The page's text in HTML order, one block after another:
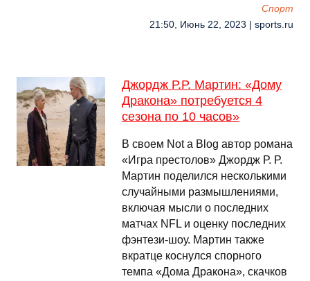
Спорт
21:50, Июнь 22, 2023 | sports.ru
Джордж Р.Р. Мартин: «Дому
Дракона» потребуется 4
сезона по 10 часов»
В своем Not a Blog автор романа
«Игра престолов» Джордж Р. Р.
Мартин поделился несколькими
случайными размышлениями,
включая мысли о последних
матчах NFL и оценку последних
фэнтези-шоу. Мартин также
вкратце коснулся спорного
темпа «Дома Дракона», скачков